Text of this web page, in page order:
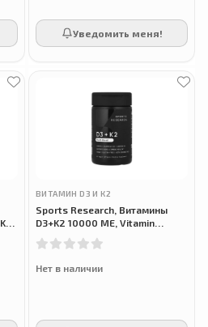
Уведомить меня!
ВИТАМИН D3 И К2
Sports Research, Витамины
D3+K2 10000 МЕ, Vitamin
D3+K2, 60 растительных
капсул
Нет в наличии